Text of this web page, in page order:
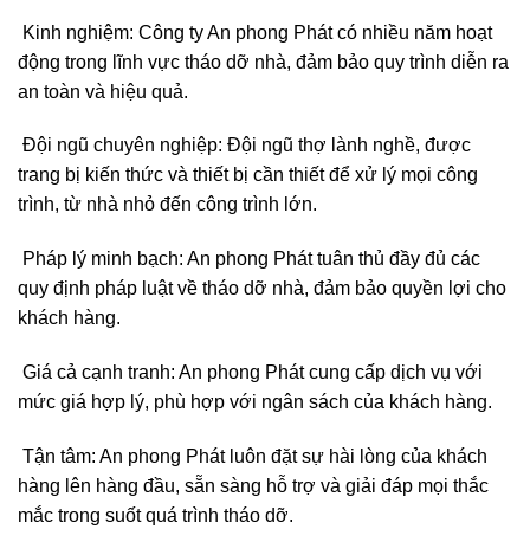
Kinh nghiệm: Công ty An phong Phát có nhiều năm hoạt
động trong lĩnh vực tháo dỡ nhà, đảm bảo quy trình diễn ra
an toàn và hiệu quả.
Đội ngũ chuyên nghiệp: Đội ngũ thợ lành nghề, được
trang bị kiến thức và thiết bị cần thiết để xử lý mọi công
trình, từ nhà nhỏ đến công trình lớn.
Pháp lý minh bạch: An phong Phát tuân thủ đầy đủ các
quy định pháp luật về tháo dỡ nhà, đảm bảo quyền lợi cho
khách hàng.
Giá cả cạnh tranh: An phong Phát cung cấp dịch vụ với
mức giá hợp lý, phù hợp với ngân sách của khách hàng.
Tận tâm: An phong Phát luôn đặt sự hài lòng của khách
hàng lên hàng đầu, sẵn sàng hỗ trợ và giải đáp mọi thắc
mắc trong suốt quá trình tháo dỡ.